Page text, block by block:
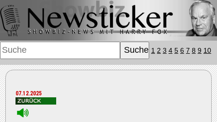
1 2 3 4 5 6 7 8 9 10
07.12.2025